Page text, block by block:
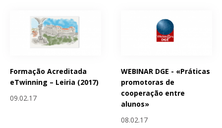
Formação Acreditada
eTwinning – Leiria (2017)
09.02.17
WEBINAR DGE - «Práticas
promotoras de
cooperação entre
alunos»
08.02.17